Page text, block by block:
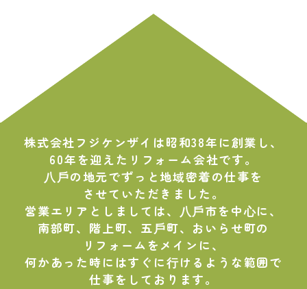
株式会社フジケンザイは昭和38年に創業し、
60年を迎えたリフォーム会社です。
⼋⼾の地元でずっと地域密着の仕事を
させていただきました。
営業エリアとしましては、⼋⼾市を中⼼に、
南部町、階上町、五⼾町、おいらせ町の
リフォームをメインに、
何かあった時にはすぐに⾏けるような範囲で
仕事をしております。